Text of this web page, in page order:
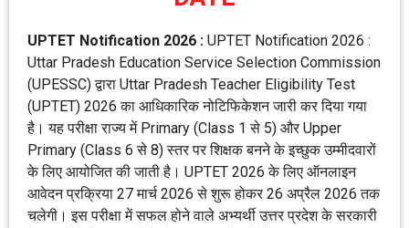
UPTET Notification 2026 : UPTET Notification 2026 :
Uttar Pradesh Education Service Selection Commission
(UPESSC) द्वारा Uttar Pradesh Teacher Eligibility Test
(UPTET) 2026 का आधिकारिक नोटिफिकेशन जारी कर दिया गया
है। यह परीक्षा राज्य में Primary (Class 1 से 5) और Upper
Primary (Class 6 से 8) स्तर पर शिक्षक बनने के इच्छुक उम्मीदवारों
के लिए आयोजित की जाती है। UPTET 2026 के लिए ऑनलाइन
आवेदन प्रक्रिया 27 मार्च 2026 से शुरू होकर 26 अप्रैल 2026 तक
चलेगी। इस परीक्षा में सफल होने वाले अभ्यर्थी उत्तर प्रदेश के सरकारी